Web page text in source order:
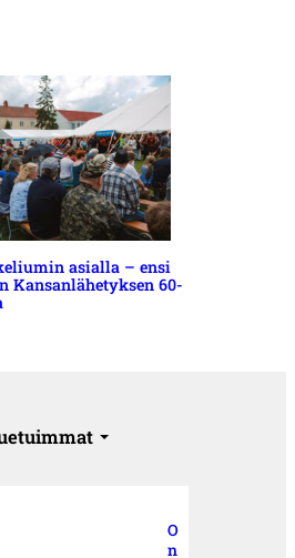
asialla – ensi
Kansanlähetyksen 60-
O
n